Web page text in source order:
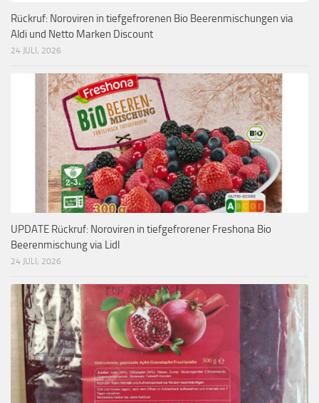
Rückruf: Noroviren in tiefgefrorenen Bio Beerenmischungen via
Aldi und Netto Marken Discount
24 JULI, 2026
UPDATE Rückruf: Noroviren in tiefgefrorener Freshona Bio
Beerenmischung via Lidl
24 JULI, 2026